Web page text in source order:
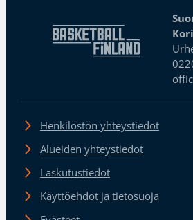
Henkilöstön yhteystiedot
Alueiden yhteystiedot
Laskutustiedot
Käyttöehdot ja tietosuoja